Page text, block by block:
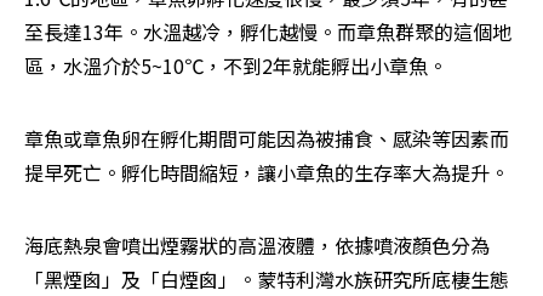
至長達13年。水溫越冷，孵化越慢。而章魚群聚的這個地
區，水溫介於5~10℃，不到2年就能孵出小章魚。
章魚或章魚卵在孵化期間可能因為被捕食、感染等因素而
提早死亡。孵化時間縮短，讓小章魚的生存率大為提升。
海底熱泉會噴出煙霧狀的高溫液體，依據噴液顏色分為
「黑煙囪」及「白煙囪」。蒙特利灣水族研究所底棲生態